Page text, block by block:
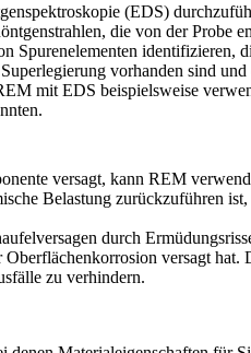
(EDS)
die von der Probe
identifizieren,
vorhanden sind
mit EDS beispielsweise
versagt, kann REM
Belastung zurückzuführen
durch
versagt
zu verhindern.